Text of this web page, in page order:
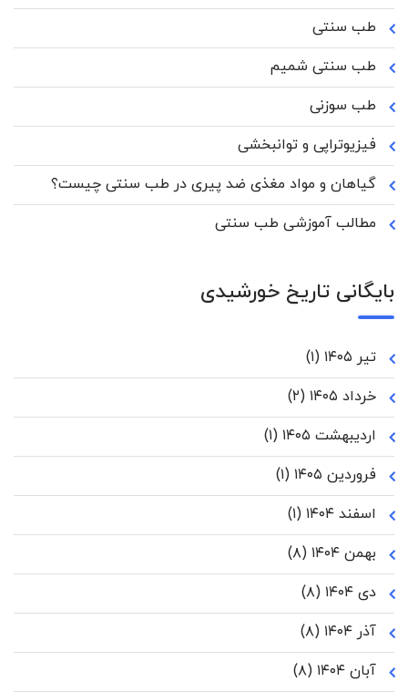
طب سنتی
طب سنتی شمیم
طب سوزنی
فیزیوتراپی و توانبخشی
گیاهان و مواد مغذی ضد پیری در طب سنتی چیست؟
مطالب آموزشی طب سنتی
بایگانی تاریخ خورشیدی
تیر ۱۴۰۵
(۱)
خرداد ۱۴۰۵
(۲)
اردیبهشت ۱۴۰۵
(۱)
فروردین ۱۴۰۵
(۱)
اسفند ۱۴۰۴
(۱)
بهمن ۱۴۰۴
(۸)
دی ۱۴۰۴
(۸)
آذر ۱۴۰۴
(۸)
آبان ۱۴۰۴
(۸)